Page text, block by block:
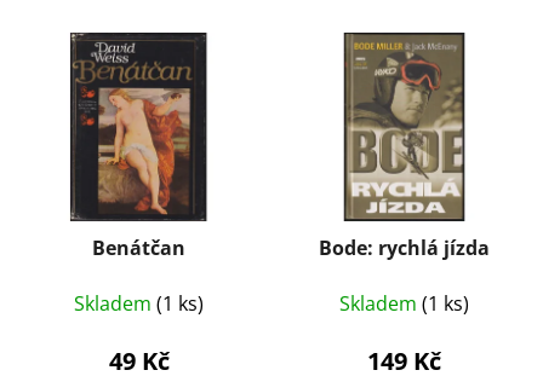
Benátčan
Skladem (1 ks)
49 Kč
Bode: rychlá jízda
Skladem (1 ks)
149 Kč